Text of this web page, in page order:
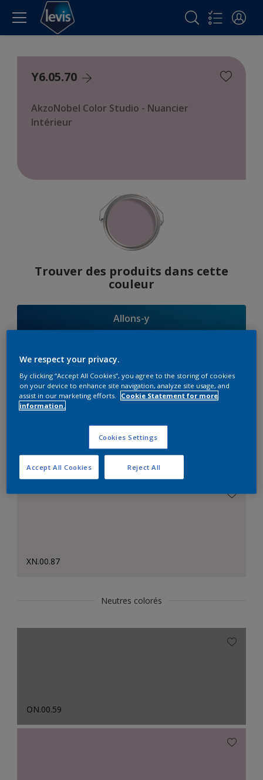
Y6.05.70
AkzoNobel Color Studio - Nuancier
Intérieur
Trouver des produits dans cette
couleur
Allons-y
Suggestions
d'Harmonies
Le Blanc Parfait
XN.00.87
Neutres colorés
ON.00.59
We respect your privacy.
By clicking “Accept All Cookies”, you agree to the storing of cookies
on your device to enhance site navigation, analyze site usage, and
assist in our marketing efforts.
Cookie Statement for more
information.
Cookies Settings
Reject All
Accept All Cookies